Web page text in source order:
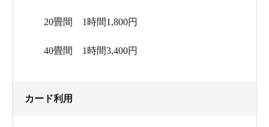
20畳間 1時間1,800円
40畳間 1時間3,400円
カード利用